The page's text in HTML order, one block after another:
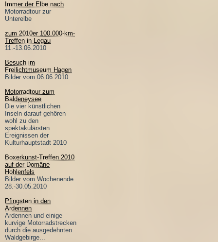
Immer der Elbe nach
Motorradtour zur
Unterelbe
zum 2010er 100.000-km-
Treffen in Legau
11.-13.06.2010
Besuch im
Freilichtmuseum Hagen
Bilder vom 06.06.2010
Motorradtour zum
Baldeneysee
Die vier künstlichen
Inseln darauf gehören
wohl zu den
spektakulärsten
Ereignissen der
Kulturhauptstadt 2010
Boxerkunst-Treffen 2010
auf der Domäne
Hohlenfels
Bilder vom Wochenende
28.-30.05.2010
Pfingsten in den
Ardennen
Ardennen und einige
kurvige Motorradstrecken
durch die ausgedehnten
Waldgebirge...